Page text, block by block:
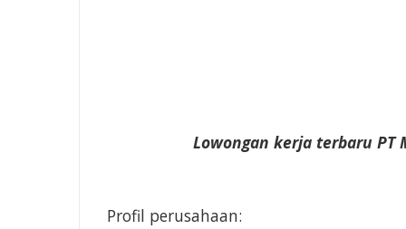
Lowongan kerja terbaru PT
Profil perusahaan: